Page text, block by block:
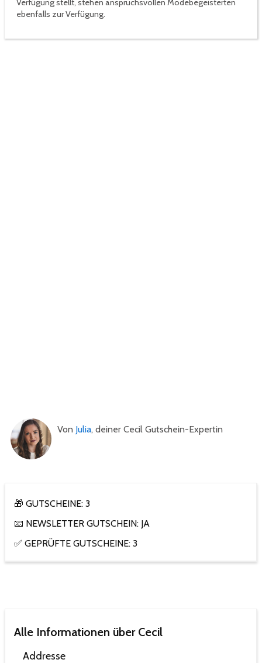
Verfügung stellt, stehen anspruchsvollen Modebegeisterten
ebenfalls zur Verfügung.
Von Julia, deiner Cecil Gutschein-Expertin
🎁 GUTSCHEINE: 3
📧 NEWSLETTER GUTSCHEIN: JA
✅ GEPRÜFTE GUTSCHEINE: 3
Alle Informationen über Cecil
Addresse